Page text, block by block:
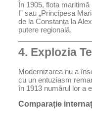
În 1905, flota
I” sau „Principesa
de la Constanța la
putere regională.
4. Explozia
Modernizarea nu a
cu un entuziasm
în 1913 numărul lor a
Comparație